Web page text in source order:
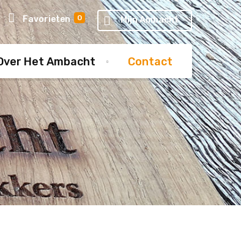
Mijn Ambacht
Favorieten 0
Het Ambacht Contact